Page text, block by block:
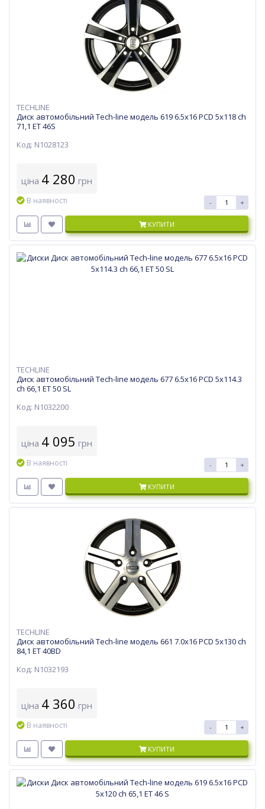
TECHLINE
Диск автомобільний Tech-line модель 619 6.5х16 PCD 5x118 ch
71,1 ET 46S
Код: N1028123
ціна 4 280 грн
В наявності - +
КУПИТИ
TECHLINE
Диск автомобільний Tech-line модель 677 6.5х16 PCD 5x114.3
ch 66,1 ET 50 SL
Код: N1032200
ціна 4 095 грн
В наявності - +
КУПИТИ
TECHLINE
Диск автомобільний Tech-line модель 661 7.0х16 PCD 5x130 ch
84,1 ET 40BD
Код: N1032193
ціна 4 360 грн
В наявності - +
КУПИТИ